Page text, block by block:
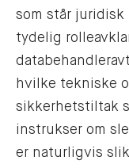
som står juridisk
tydelig
hvilke tekniske
sikkerhetstiltak
instrukser om
er naturligvis